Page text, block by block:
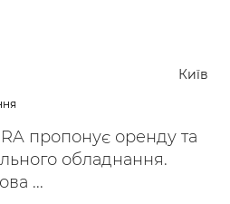
Київ
пропонує оренду та
обладнання.
...